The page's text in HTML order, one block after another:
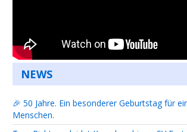
NEWS
🎉 50 Jahre. Ein besonderer Geburtstag für
Menschen.